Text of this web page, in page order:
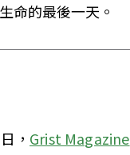
命的最後一天。
， Grist Magazine